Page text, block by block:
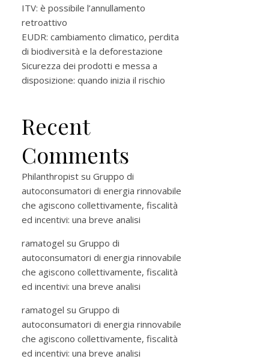
ITV: è possibile l’annullamento
retroattivo
EUDR: cambiamento climatico, perdita
di biodiversità e la deforestazione
Sicurezza dei prodotti e messa a
disposizione: quando inizia il rischio
Recent
Comments
Philanthropist su Gruppo di
autoconsumatori di energia rinnovabile
che agiscono collettivamente, fiscalità
ed incentivi: una breve analisi
ramatogel su Gruppo di
autoconsumatori di energia rinnovabile
che agiscono collettivamente, fiscalità
ed incentivi: una breve analisi
ramatogel su Gruppo di
autoconsumatori di energia rinnovabile
che agiscono collettivamente, fiscalità
ed incentivi: una breve analisi